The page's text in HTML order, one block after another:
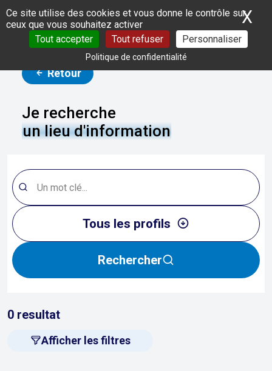
Panneau de gestion des cookies
Ce site utilise des cookies et vous donne le contrôle sur
ceux que vous souhaitez activer
Tout accepter
Tout refuser Personnaliser
Politique de confidentialité
X
Retour
Je recherche
un lieu d'information
Tous les profils
Rechercher
Afficher les filtres
0 resultat